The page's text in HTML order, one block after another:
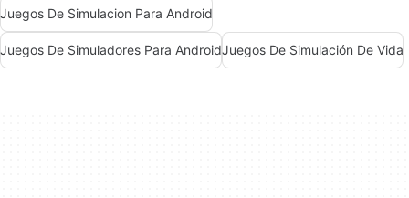
Juegos De Simulacion Para Android
Juegos De Simuladores Para AndroidJuegos De Simulación De Vida